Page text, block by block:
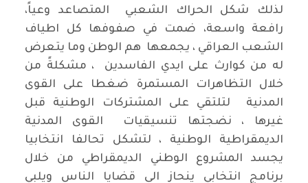
لذلك شكل الحراك الشعبي المتصاعد وعياً،
رافعة واسعة، ضمت في صفوفها كل اطياف
الشعب العراقي ، يجمعها هم الوطن وما يتعرض
له من كوارث على ايدي الفاسدين ، مشكلةً من
خلال التظاهرات المستمرة ضغطا على القوى
المدنية لتلتقي على المشتركات الوطنية قبل
غيرها ، نضجتها تنسيقيات القوى المدنية
الديمقراطية الوطنية ، لتشكل تحالفا انتخابيا
يجسد المشروع الوطني الديمقراطي من خلال
برنامج انتخابي ينحاز الى قضايا الناس ويلبي